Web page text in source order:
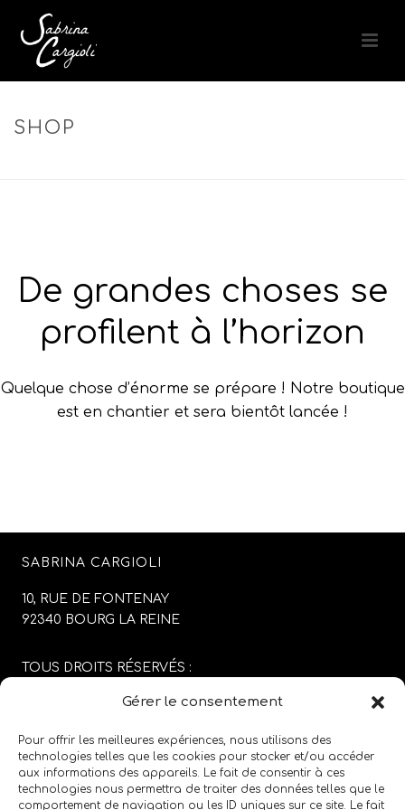
Gérer le consentement
Pour offrir les meilleures expériences, nous utilisons des
technologies telles que les cookies pour stocker et/ou accéder
aux informations des appareils. Le fait de consentir à ces
technologies nous permettra de traiter des données telles que le
comportement de navigation ou les ID uniques sur ce site. Le fait
SHOP
De grandes choses se
profilent à l’horizon
Quelque chose d’énorme se prépare ! Notre boutique
est en chantier et sera bientôt lancée !
SABRINA CARGIOLI
10, RUE DE FONTENAY
92340 BOURG LA REINE
TOUS DROITS RÉSERVÉS :
CONCEPTION DU SITE :
MENTIONS LÉGALES/CGV